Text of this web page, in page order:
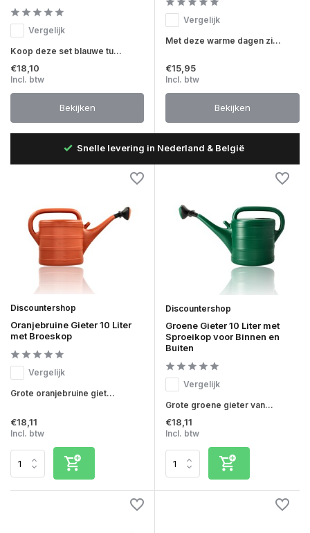
Vergelijk
Koop deze set blauwe tu...
€18,10
Incl. btw
Bekijken
Vergelijk
Met deze warme dagen zi...
€15,95
Incl. btw
Bekijken
Snelle levering in Nederland & België
Discountershop
Oranjebruine Gieter 10 Liter
met Broeskop
Vergelijk
Grote oranjebruine giet...
€18,11
Incl. btw
Discountershop
Groene Gieter 10 Liter met
Sproeikop voor Binnen en
Buiten
Vergelijk
Grote groene gieter van...
€18,11
Incl. btw